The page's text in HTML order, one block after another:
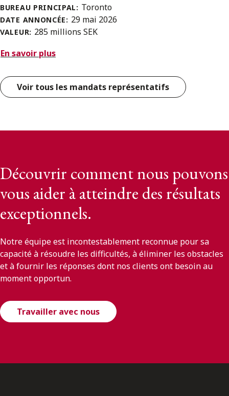
BUREAU PRINCIPAL: Toronto
DATE ANNONCÉE: 29 mai 2026
VALEUR: 285 millions SEK
En savoir plus
Voir tous les mandats représentatifs
Découvrir comment nous pouvons
vous aider à atteindre des résultats
exceptionnels.
Notre équipe est incontestablement reconnue pour sa
capacité à résoudre les difficultés, à éliminer les obstacles
et à fournir les réponses dont nos clients ont besoin au
moment opportun.
Travailler avec nous